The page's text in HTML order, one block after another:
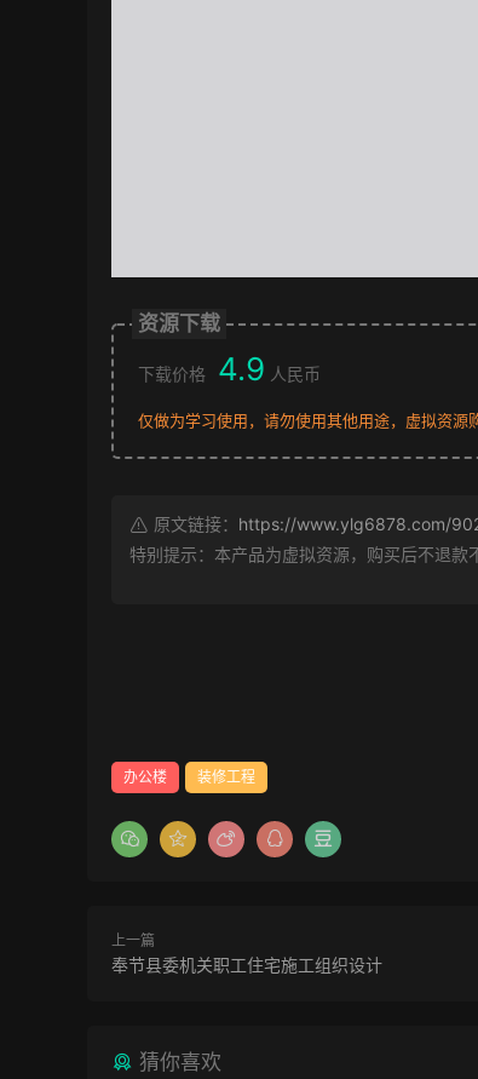
资源下载
下载价格 4.9 人民币
仅做为学习使用，请勿使用其他用途，虚拟资源
原文链接： https://www.ylg6878.com/
特别提示：本产品为虚拟资源，购买后不退款
办公楼 装修工程
上一篇
奉节县委机关职工住宅施工组织设计
猜你喜欢